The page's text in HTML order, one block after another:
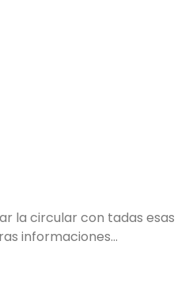
la circular con tadas esas
informaciones...